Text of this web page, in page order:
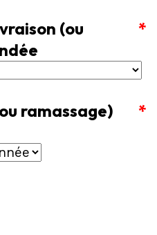
*
(ou
*
ramassage)